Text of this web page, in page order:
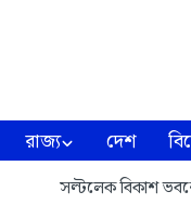
রাজ্য দেশ
সল্টলেক বিকাশ